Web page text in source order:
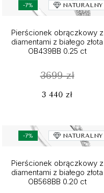
-7% NATURALNY
Pierścionek obrączkowy z
diamentami z białego złota
OB439BB 0.25 ct
3699 zł
3 440 zł
-7% NATURALNY
Pierścionek obrączkowy z
diamentami z białego złota
OB568BB 0.20 ct